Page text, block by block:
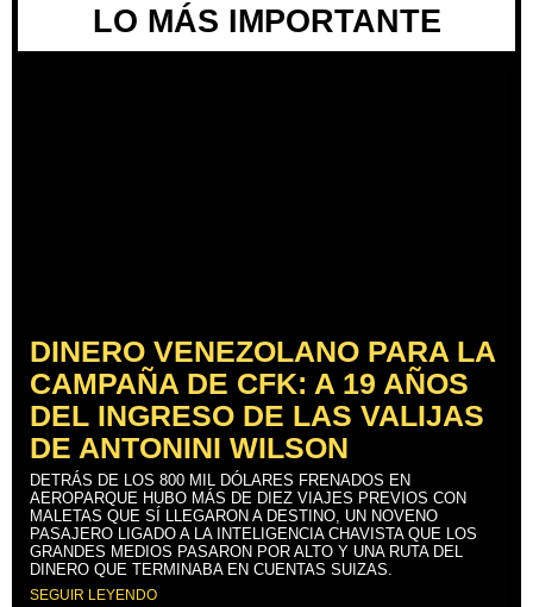
LO MÁS IMPORTANTE
DINERO VENEZOLANO PARA LA
CAMPAÑA DE CFK: A 19 AÑOS
DEL INGRESO DE LAS VALIJAS
DE ANTONINI WILSON
DETRÁS DE LOS 800 MIL DÓLARES FRENADOS EN
AEROPARQUE HUBO MÁS DE DIEZ VIAJES PREVIOS CON
MALETAS QUE SÍ LLEGARON A DESTINO, UN NOVENO
PASAJERO LIGADO A LA INTELIGENCIA CHAVISTA QUE LOS
GRANDES MEDIOS PASARON POR ALTO Y UNA RUTA DEL
DINERO QUE TERMINABA EN CUENTAS SUIZAS.
SEGUIR LEYENDO